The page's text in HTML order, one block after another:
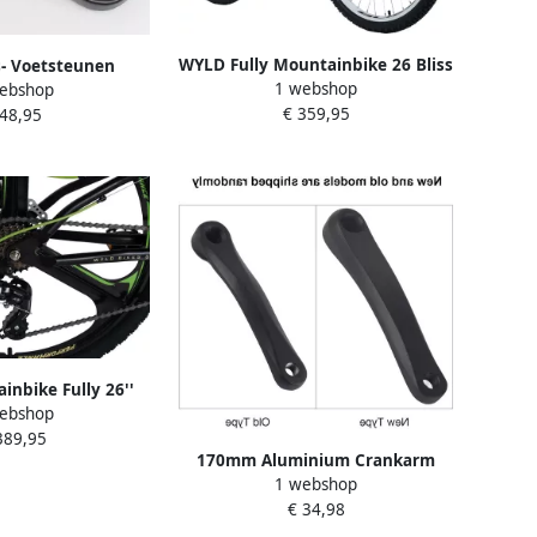
Voetsteunen
Antislip
Gemakkelijk te
Pedalen
WYLD Fully Mountainbike 26 Bliss
– Zwart Wit – 21 versnellingen –
Framemaat 47 cm
1 webshop
€ 359,95
Fully 26''
21 Gänge RH
Laufräder
170mm Aluminium Crankarm
Links voor Mountainbike
Vervangingsonderdeel voor
1 webshop
€ 34,98